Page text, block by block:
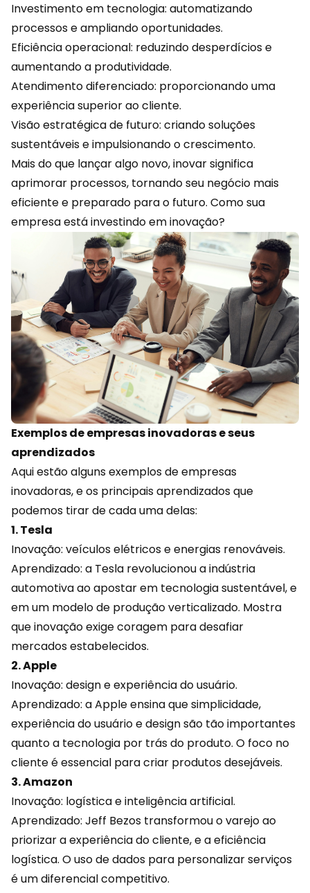
Investimento em tecnologia: automatizando
processos e ampliando oportunidades.
Eficiência operacional: reduzindo desperdícios e
aumentando a produtividade.
Atendimento diferenciado: proporcionando uma
experiência superior ao cliente.
Visão estratégica de futuro: criando soluções
sustentáveis e impulsionando o crescimento.
Mais do que lançar algo novo, inovar significa
aprimorar processos, tornando seu negócio mais
eficiente e preparado para o futuro. Como sua
empresa está investindo em inovação?
Exemplos de empresas inovadoras e seus
aprendizados
Aqui estão alguns exemplos de empresas
inovadoras, e os principais aprendizados que
podemos tirar de cada uma delas:
1. Tesla
Inovação: veículos elétricos e energias renováveis.
Aprendizado: a Tesla revolucionou a indústria
automotiva ao apostar em tecnologiasustentável, e
em um modelo de produção verticalizado. Mostra
que inovação exige coragem para desafiar
mercados estabelecidos.
2. Apple
Inovação: design e experiência do usuário.
Aprendizado: a Apple ensina que simplicidade,
experiênciado usuário e design são tão importantes
quanto a tecnologia por trás do produto. O foco no
cliente é essencial para criar produtos desejáveis.
3. Amazon
Inovação: logística e inteligência artificial.
Aprendizado: Jeff Bezos transformou ovarejoao
priorizar a experiência do cliente, e a eficiência
logística. O uso de dados para personalizar serviços
é um diferencial competitivo.